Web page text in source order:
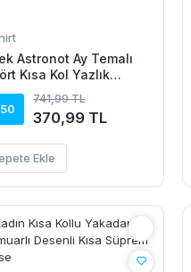
Astronot Ay Temalı
Kısa Kol Yazlık
Yaka T-Shirt - Siyah
741,99 TL
370,99 TL
Ekle